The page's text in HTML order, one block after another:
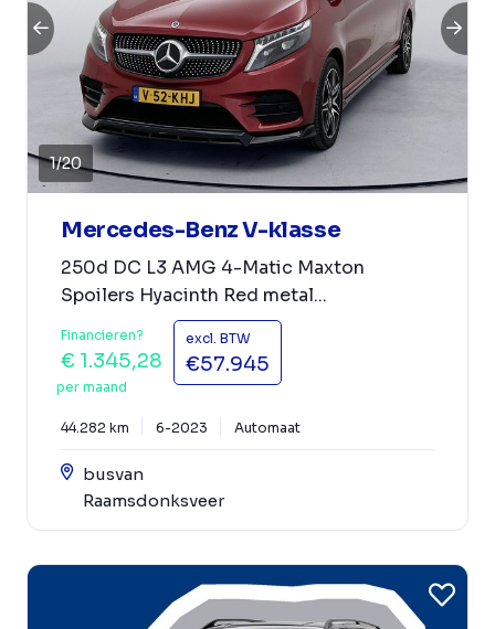
1/20
Mercedes-Benz V-klasse
250d DC L3 AMG 4-Matic Maxton
Spoilers Hyacinth Red metal...
Financieren?
€ 1.345,28
per maand
excl. BTW
€57.945
44.282 km 6-2023 Automaat
busvan
Raamsdonksveer